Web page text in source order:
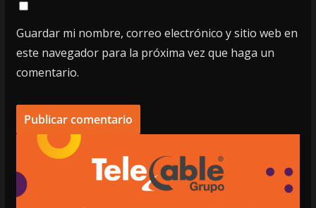
Guardar mi nombre, correo electrónico y sitio web en
este navegador para la próxima vez que haga un
comentario.